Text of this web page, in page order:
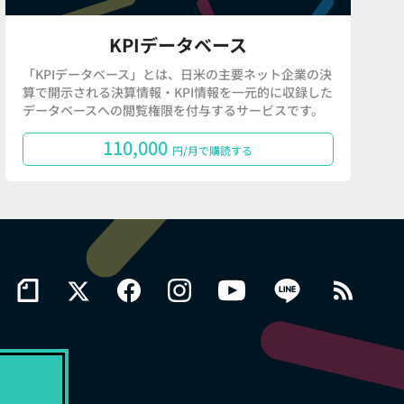
KPIデータベース
「KPIデータベース」とは、日米の主要ネット企業の決
算で開示される決算情報・KPI情報を一元的に収録した
データベースへの閲覧権限を付与するサービスです。
110,000 円/月で購読する